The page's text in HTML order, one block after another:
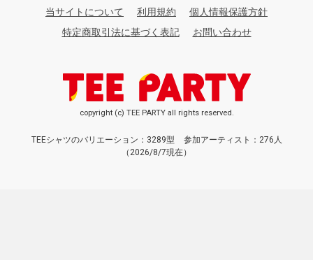
当サイトについて 利用規約
個人情報保護方針
特定商取引法に基づく表記
お問い合わせ
copyright (c) TEE PARTY all rights reserved.
TEEシャツのバリエーション：3289型
参加アーティスト：276人
（2026/8/7現在）